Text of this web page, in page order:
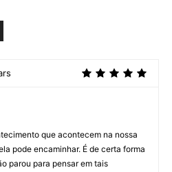
que acontecem na nossa
pode encaminhar. É de certa forma
parou para pensar em tais